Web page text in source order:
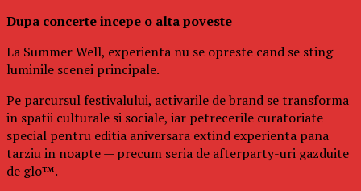
Dupa concerte incepe o alta poveste
La Summer Well, experienta nu se opreste cand se sting
luminile scenei principale.
Pe parcursul festivalului, activarile de brand se transforma
in spatii culturale si sociale, iar petrecerile curatoriate
special pentru editia aniversara extind experienta pana
tarziu in noapte — precum seria de afterparty-uri gazduite
de glo™.